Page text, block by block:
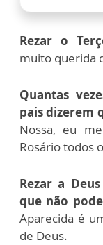
Rezar o
muito querida
Quantas
pais dizerem
Nossa, eu
Rosário todos
Rezar a
que não
Aparecida é
de Deus.